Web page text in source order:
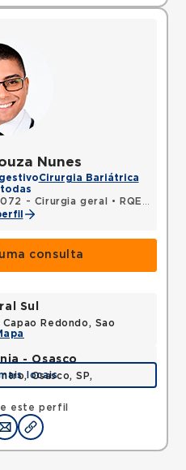
Nunes
Cirurgia Bariátrica
- Cirurgia geral •
RQE 151234 - Cirurgia do aparelho digestivo
consulta
este perfil
Sul
Redondo, Sao
- Osasco
Osasco, SP,
locais